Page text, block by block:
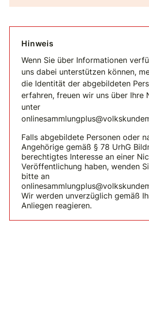
Hinweis
Wenn Sie über Informationen
uns dabei unterstützen können,
die Identität der abgebildeten
erfahren, freuen wir uns über Ihre
unter
Falls abgebildete Personen oder
Angehörige gemäß § 78 UrhG
berechtigtes Interesse an einer
Veröffentlichung haben, wenden
bitte an
Wir werden unverzüglich gemäß
Anliegen reagieren.